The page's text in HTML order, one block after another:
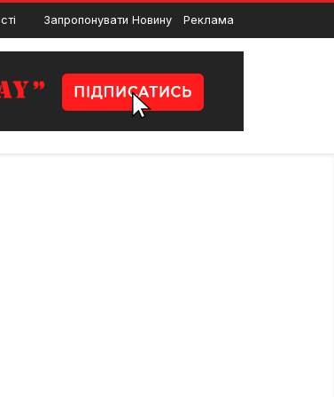
27 Квітня, 2024 У Івано-Франківську відкриття виставки
Запропонувати Новину Реклама